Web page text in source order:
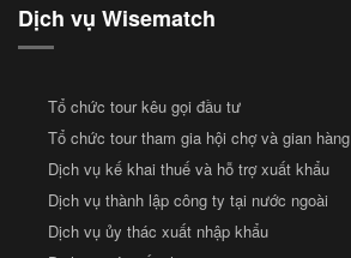
Dịch vụ Wisematch
Tổ chức tour kêu gọi đầu tư
Tổ chức tour tham gia hội chợ và gian hàng
Dịch vụ kế khai thuế và hỗ trợ xuất khẩu
Dịch vụ thành lập công ty tại nước ngoài
Dịch vụ ủy thác xuất nhập khẩu